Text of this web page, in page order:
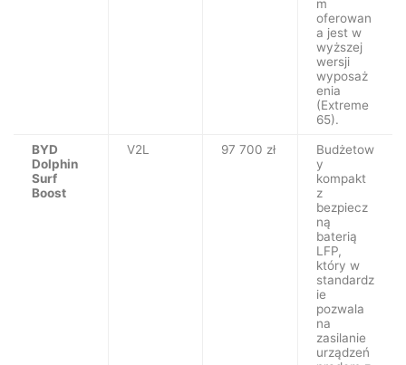
m
oferowan
a jest w
wyższej
wersji
wyposaż
enia
(Extreme
65).
BYD
Dolphin
Surf
Boost
V2L 97 700 zł
Budżetow
y
kompakt
z
bezpiecz
ną
baterią
LFP,
który w
standardz
ie
pozwala
na
zasilanie
urządzeń